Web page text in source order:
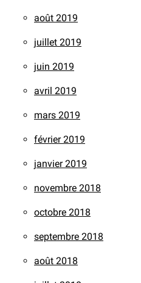
août 2019
juillet 2019
juin 2019
avril 2019
mars 2019
février 2019
janvier 2019
novembre 2018
octobre 2018
septembre 2018
août 2018